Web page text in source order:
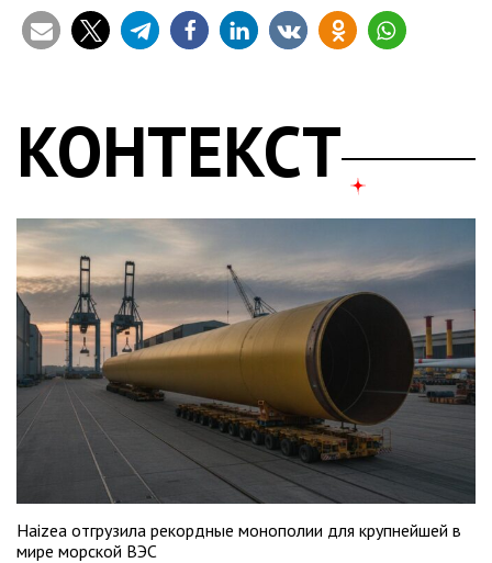
КОНТЕКСТ
Haizea отгрузила рекордные монополии для крупнейшей в
мире морской ВЭС